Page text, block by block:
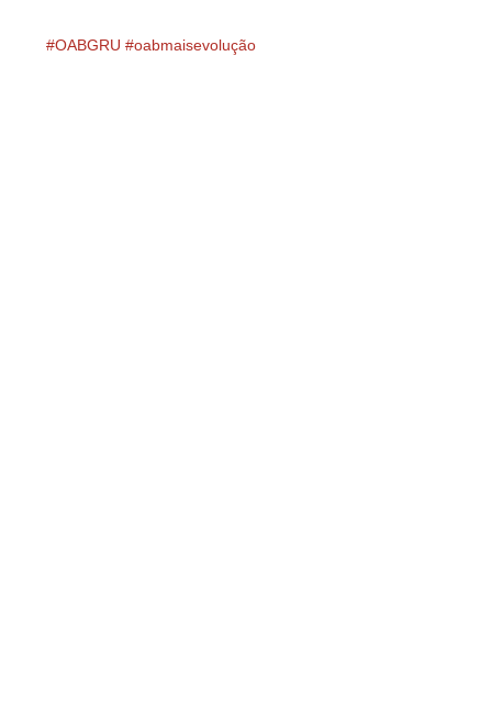
#OABGRU #oabmaisevolução